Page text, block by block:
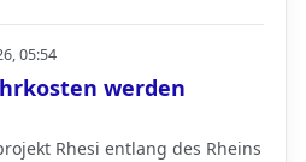
05:54
werden
Rhesi entlang des Rheins